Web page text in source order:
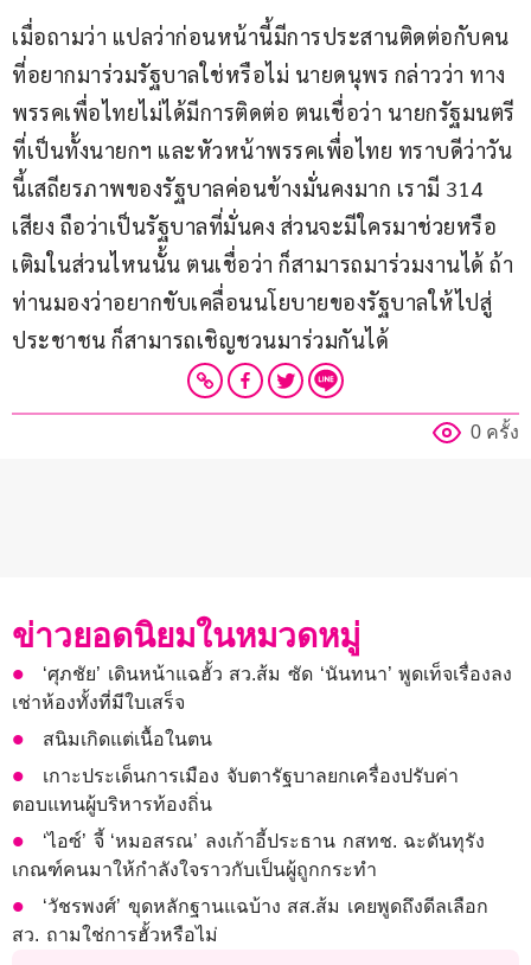
เมื่อถามว่า แปลว่าก่อนหน้านี้มีการประสานติดต่อกับคน
ที่อยากมาร่วมรัฐบาลใช่หรือไม่ นายดนุพร กล่าวว่า ทาง
พรรคเพื่อไทยไม่ได้มีการติดต่อ ตนเชื่อว่า นายกรัฐมนตรี
ที่เป็นทั้งนายกฯ และหัวหน้าพรรคเพื่อไทย ทราบดีว่าวัน
นี้เสถียรภาพของรัฐบาลค่อนข้างมั่นคงมาก เรามี 314
เสียง ถือว่าเป็นรัฐบาลที่มั่นคง ส่วนจะมีใครมาช่วยหรือ
เติมในส่วนไหนนั้น ตนเชื่อว่า ก็สามารถมาร่วมงานได้ ถ้า
ท่านมองว่าอยากขับเคลื่อนนโยบายของรัฐบาลให้ไปสู่
ประชาชน ก็สามารถเชิญชวนมาร่วมกันได้
0 ครั้ง
ข่าวยอดนิยมในหมวดหมู่
‘ศุภชัย’ เดินหน้าแฉฮั้ว สว.ส้ม ซัด ‘นันทนา’ พูดเท็จเรื่องลง
เช่าห้องทั้งที่มีใบเสร็จ
สนิมเกิดแต่เนื้อในตน
เกาะประเด็นการเมือง จับตารัฐบาลยกเครื่องปรับค่า
ตอบแทนผู้บริหารท้องถิ่น
‘ไอซ์’ จี้ ‘หมอสรณ’ ลงเก้าอี้ประธาน กสทช. ฉะดันทุรัง
เกณฑ์คนมาให้กำลังใจราวกับเป็นผู้ถูกกระทำ
‘วัชรพงศ์’ ขุดหลักฐานแฉบ้าง สส.ส้ม เคยพูดถึงดีลเลือก
สว. ถามใช่การฮั้วหรือไม่